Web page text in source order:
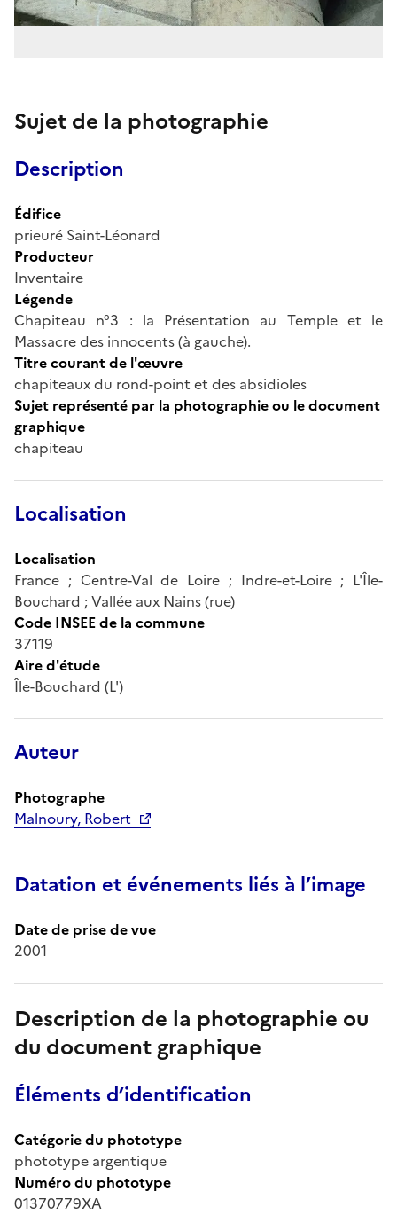
Sujet de la photographie
Description
Édifice
prieuré Saint-Léonard
Producteur
Inventaire
Légende
Chapiteau n°3 : la Présentation au Temple et le
Massacre des innocents (à gauche).
Titre courant de l'œuvre
chapiteaux du rond-point et des absidioles
Sujet représenté par la photographie ou le document
graphique
chapiteau
Localisation
Localisation
France ; Centre-Val de Loire ; Indre-et-Loire ; L'Île-
Bouchard ; Vallée aux Nains (rue)
Code INSEE de la commune
37119
Aire d'étude
Île-Bouchard (L')
Auteur
Photographe
Malnoury, Robert
Datation et événements liés à l’image
Date de prise de vue
2001
Description de la photographie ou
du document graphique
Éléments d’identification
Catégorie du phototype
phototype argentique
Numéro du phototype
01370779XA